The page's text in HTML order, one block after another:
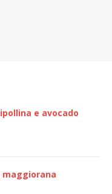
e avocado
maggiorana